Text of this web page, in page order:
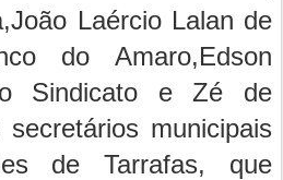
Laércio Lalan de
do Amaro,Edson
Sindicato e Zé de
municipais
de Tarrafas, que